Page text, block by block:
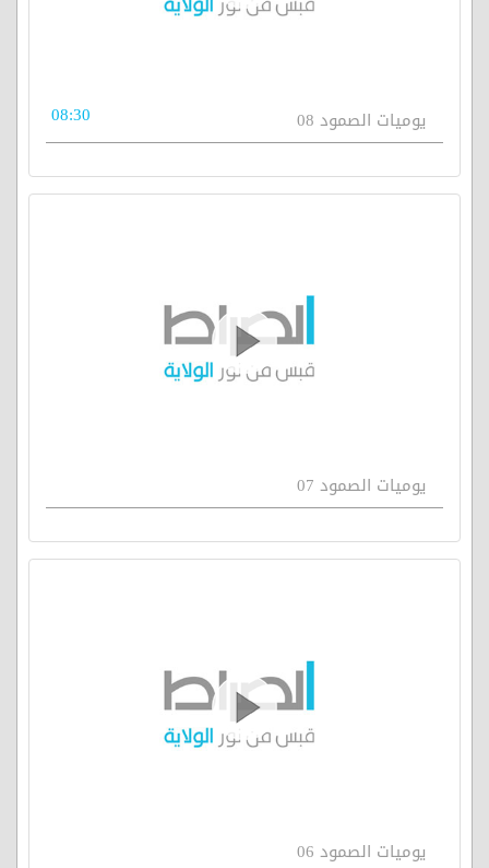
يوميات الصمود 08 08:30
يوميات الصمود 07
يوميات الصمود 06